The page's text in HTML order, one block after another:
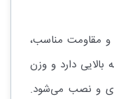
مقاومت مناسب،
دارد و وزن
و نصب می‌شود.